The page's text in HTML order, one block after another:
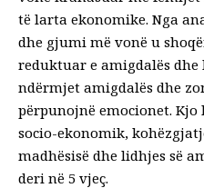
të larta ekonomike. Nga
dhe gjumi më vonë u
reduktuar e amigdalës dhe
ndërmjet amigdalës dhe
përpunojnë emocionet.
socio-ekonomik,
madhësisë dhe lidhjes së
deri në 5 vjeç.